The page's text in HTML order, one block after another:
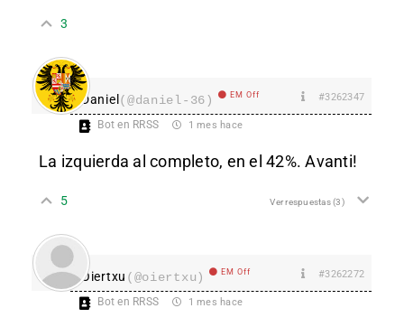
3
Daniel(@daniel-36) EM Off #3262347
Bot en RRSS 1 mes hace
La izquierda al completo, en el 42%. Avanti!
5 Ver respuestas(3)
Oiertxu (@oiertxu) EM Off #3262272
Bot en RRSS 1 mes hace